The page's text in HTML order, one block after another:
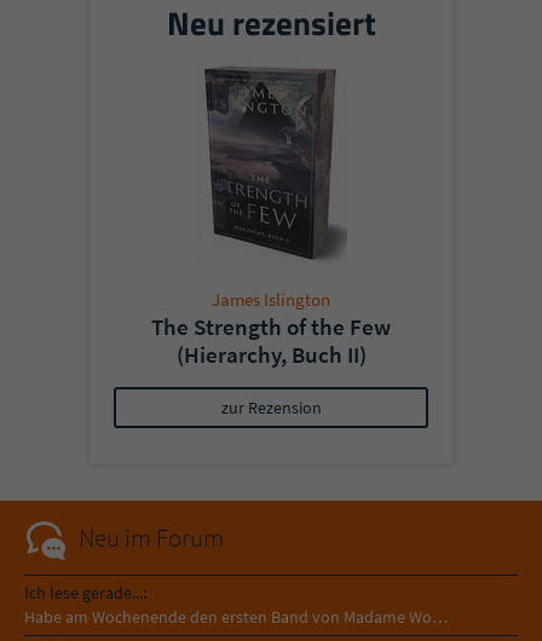
Neu rezensiert
James Islington
The Strength of the Few
(Hierarchy, Buch II)
zur Rezension
Neu im Forum
Ich lese gerade...:
Habe am Wochenende den ersten Band von Madame Wo…